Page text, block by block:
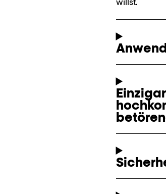
willst.